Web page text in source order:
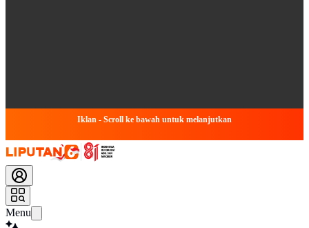
Iklan - Scroll ke bawah untuk melanjutkan
Menu